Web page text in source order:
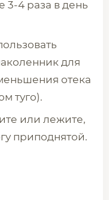
3-4 раза в день
для
отека
туго).
или лежите,
приподнятой.